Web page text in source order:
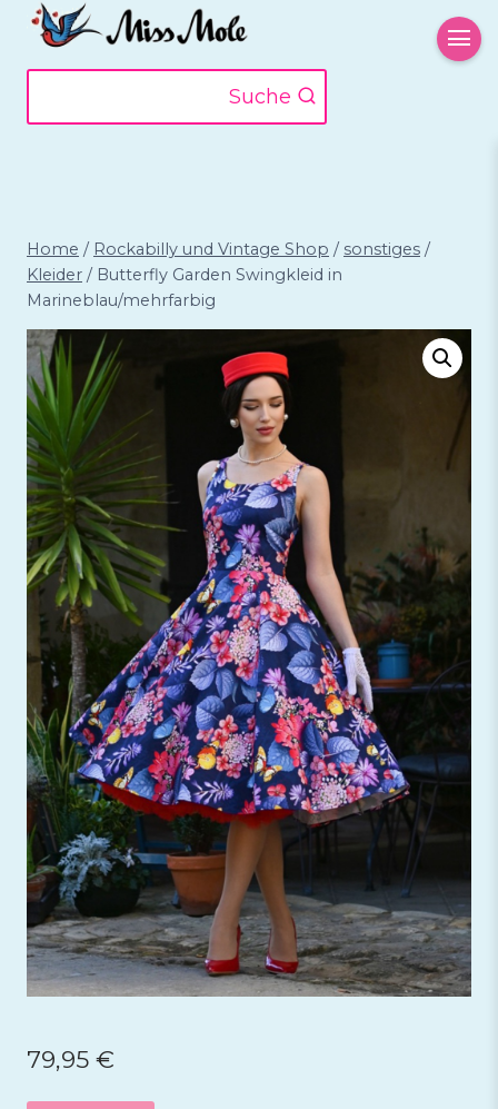
Zum
Inhalt
springen
Suche
Home / Rockabilly und Vintage Shop / sonstiges /
Kleider / Butterfly Garden Swingkleid in
Marineblau/mehrfarbig
79,95 €